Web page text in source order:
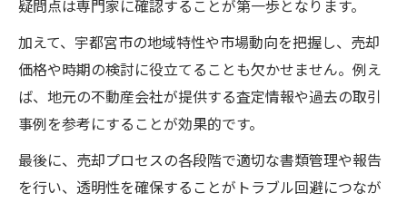
疑問点は専門家に確認することが第一歩となります。
加えて、宇都宮市の地域特性や市場動向を把握し、売却
価格や時期の検討に役立てることも欠かせません。例え
ば、地元の不動産会社が提供する査定情報や過去の取引
事例を参考にすることが効果的です。
最後に、売却プロセスの各段階で適切な書類管理や報告
を行い、透明性を確保することがトラブル回避につなが